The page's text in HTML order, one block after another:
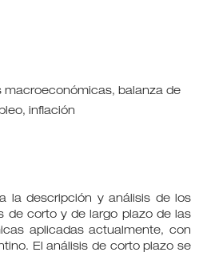
macroeconómicas, balanza de
inflación
la descripción y análisis de los
de corto y de largo plazo de las
aplicadas actualmente, con
El análisis de corto plazo se